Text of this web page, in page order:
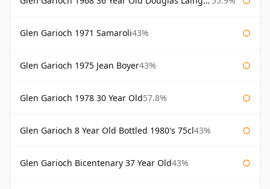
Glen Garioch 1971 Samaroli43%
Glen Garioch 1975 Jean Boyer43%
Glen Garioch 1978 30 Year Old57.8%
Glen Garioch 8 Year Old Bottled 1980's 75cl43%
Glen Garioch Bicentenary 37 Year Old43%